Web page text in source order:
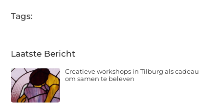
Tags:
Laatste Bericht
Creatieve workshops in Tilburg als cadeau
om samen te beleven